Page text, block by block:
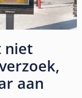
niet
aan